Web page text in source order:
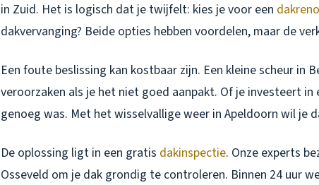
in Zuid. Het is logisch dat je twijfelt: kies je voor een
dakvervanging? Beide opties hebben voordelen, maar de
Een foute beslissing kan kostbaar zijn. Een kleine scheur in
veroorzaken als je het niet goed aanpakt. Of je investeert
genoeg was. Met het wisselvallige weer in Apeldoorn wil je
De oplossing ligt in een gratis dakinspectie. Onze experts
Osseveld om je dak grondig te controleren. Binnen 24 uur